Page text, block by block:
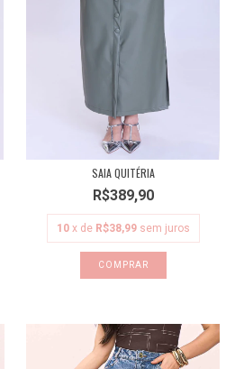
SAIA QUITÉRIA
R$389,90
10 x de R$38,99 sem juros
COMPRAR